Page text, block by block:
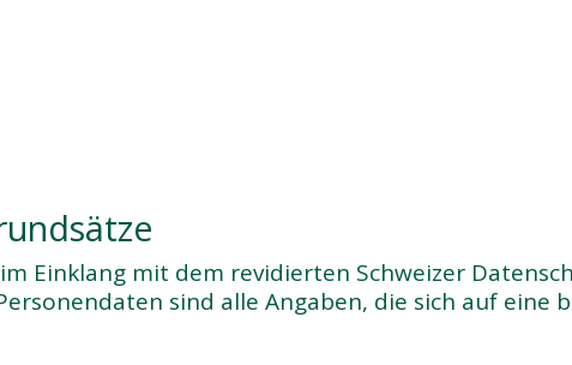
Einklang mit dem revidierten Schweizer
sind alle Angaben, die sich auf